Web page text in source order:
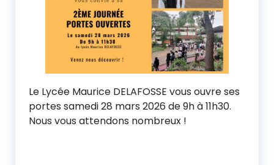
Le Lycée Maurice DELAFOSSE vous ouvre ses
portes samedi 28 mars 2026 de 9h à 11h30.
Nous vous attendons nombreux !